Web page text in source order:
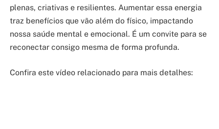
plenas, criativas e resilientes. Aumentar essa energia
traz benefícios que vão além do físico, impactando
nossa saúde mental e emocional. É um convite para se
reconectar consigo mesma de forma profunda.
Confira este vídeo relacionado para mais detalhes: